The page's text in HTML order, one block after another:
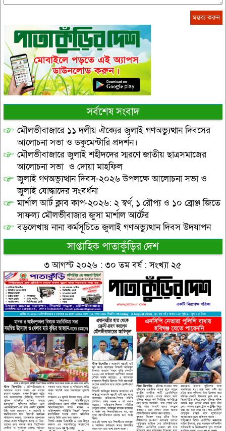
সর্বশেষ সংবাদ
মৌলভীবাজারে ১১ দলীয় ঐক্যের জুলাই গণঅভ্যুত্থান দিবসের
আলোচনা সভা ও ডকুমেন্টারি প্রদর্শন।
মৌলভীবাজারে জুলাই শহীদদের স্মরণে জাতীয় ছাত্রসমাজের
আলোচনা সভা ও দোয়া মাহফিল
জুলাই গণঅভ্যুত্থান দিবস-২০২৬ উপলক্ষে আলোচনা সভা ও
জুলাই যোদ্ধাদের সংবর্ধনা
মার্শাল আর্ট ক্লাব কাপ-২০২৬: ২ স্বর্ণ, ১ রৌপ্য ও ১০ ব্রোঞ্জ জিতে
সাফল্য মৌলভীবাজার জুসা মার্শাল আর্টের
বড়লেখায় নানা কর্মসূচিতে জুলাই গণঅভ্যুত্থান দিবস উদযাপন
সাপ্তাহিক পাতাকুঁড়ির দেশ
৩ আগস্ট ২০২৬ : ৩০ তম বর্ষ : সংখ্যা ২৫